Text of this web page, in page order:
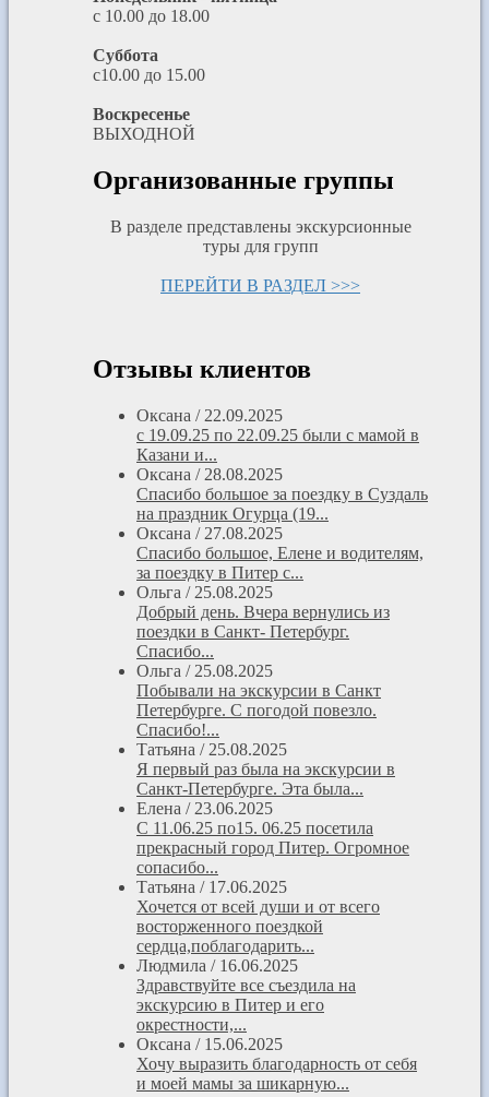
с 10.00 до 18.00
Суббота
с10.00 до 15.00
Воскресенье
ВЫХОДНОЙ
Организованные группы
В разделе представлены экскурсионные
туры для групп
ПЕРЕЙТИ В РАЗДЕЛ >>>
Отзывы клиентов
Оксана / 22.09.2025
с 19.09.25 по 22.09.25 были с мамой в
Казани и...
Оксана / 28.08.2025
Спасибо большое за поездку в Суздаль
на праздник Огурца (19...
Оксана / 27.08.2025
Спасибо большое, Елене и водителям,
за поездку в Питер с...
Ольга / 25.08.2025
Добрый день. Вчера вернулись из
поездки в Санкт- Петербург.
Спасибо...
Ольга / 25.08.2025
Побывали на экскурсии в Санкт
Петербурге. С погодой повезло.
Спасибо!...
Татьяна / 25.08.2025
Я первый раз была на экскурсии в
Санкт-Петербурге. Эта была...
Елена / 23.06.2025
С 11.06.25 по15. 06.25 посетила
прекрасный город Питер. Огромное
сопасибо...
Татьяна / 17.06.2025
Хочется от всей души и от всего
восторженного поездкой
сердца,поблагодарить...
Людмила / 16.06.2025
Здравствуйте все съездила на
экскурсию в Питер и его
окрестности,...
Оксана / 15.06.2025
Хочу выразить благодарность от себя
и моей мамы за шикарную...